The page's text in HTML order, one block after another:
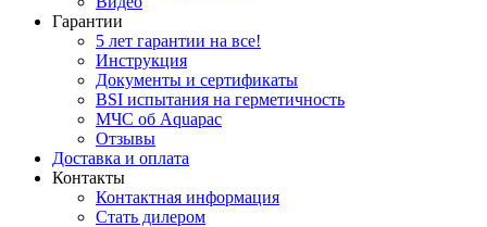
Гарантии
5 лет гарантии на все!
Инструкция
Документы и сертификаты
BSI испытания на герметичность
МЧС об Aquapac
Отзывы
Доставка и оплата
Контакты
Контактная информация
Стать дилером